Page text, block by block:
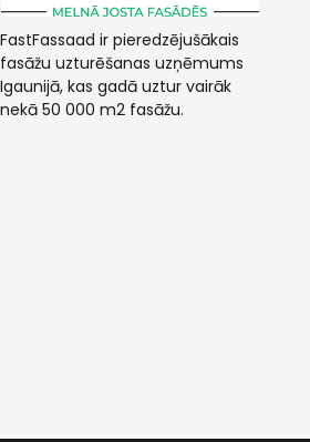
FastFassaad ir pieredzējušākais
fasāžu uzturēšanas uzņēmums
Igaunijā, kas gadā uztur vairāk
nekā 50 000 m2 fasāžu.